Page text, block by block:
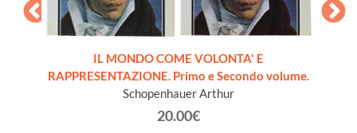
IL MONDO COME VOLONTA' E
RAPPRESENTAZIONE. Primo e Secondo volume.
Schopenhauer Arthur
20.00€